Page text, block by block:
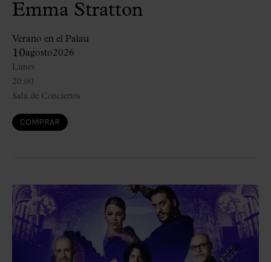
Emma Stratton
Verano en el Palau
10agosto2026
20:00
Lunes
Sala de Conciertos
COMPRAR